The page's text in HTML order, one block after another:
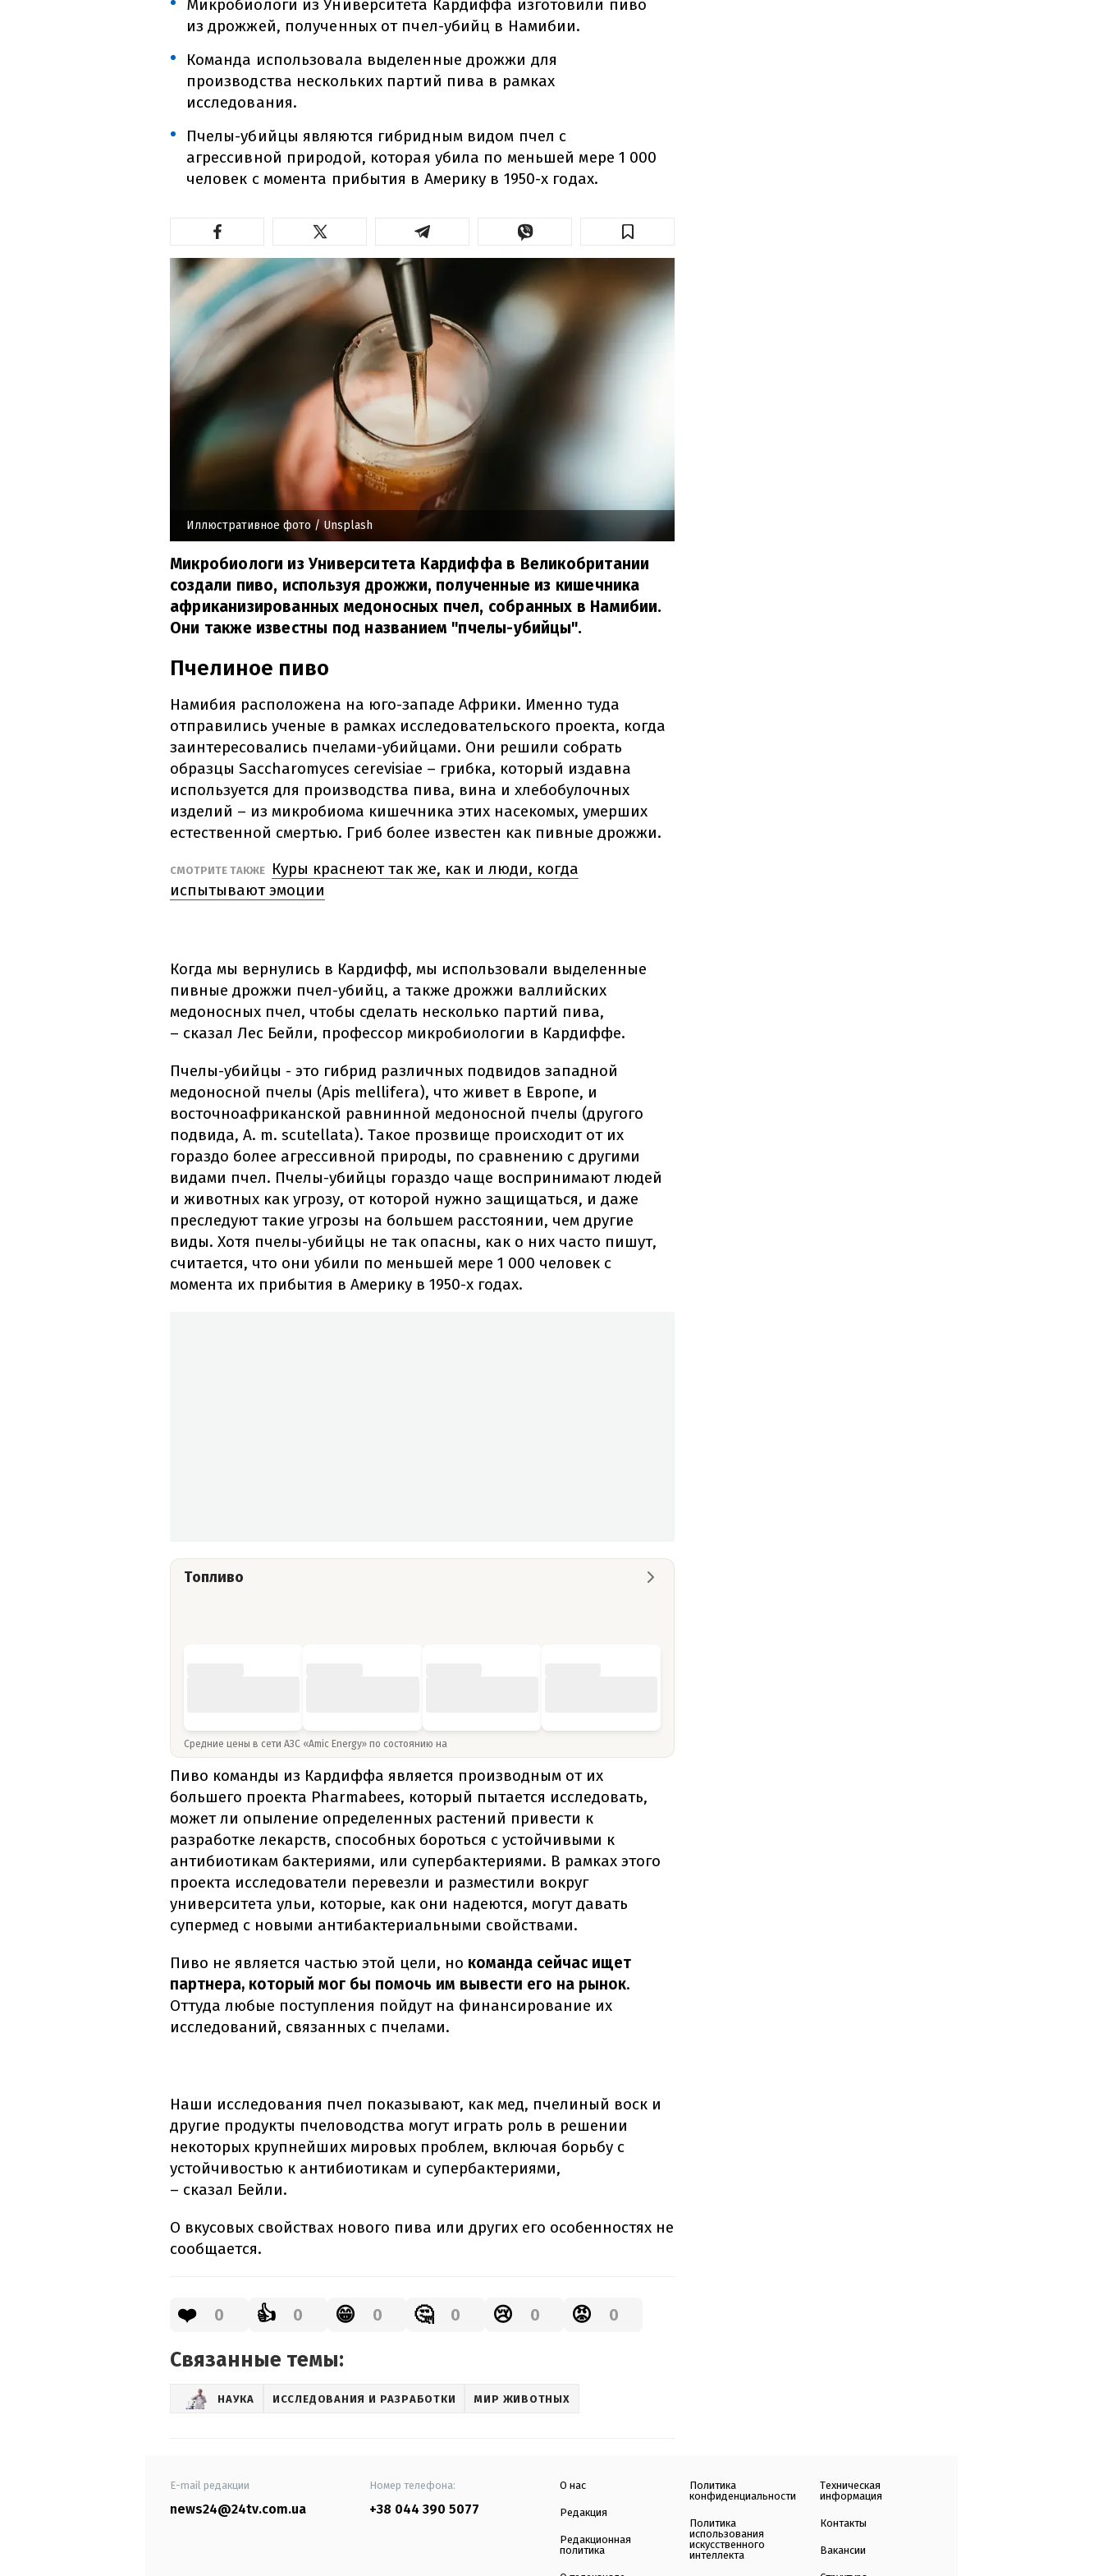
Микробиологи из Университета Кардиффа изготовили пиво
из дрожжей, полученных от пчел-убийц в Намибии.
Команда использовала выделенные дрожжи для
производства нескольких партий пива в рамках
исследования.
Пчелы-убийцы являются гибридным видом пчел с
агрессивной природой, которая убила по меньшей мере 1 000
человек с момента прибытия в Америку в 1950-х годах.
Иллюстративное фото/ Unsplash
Микробиологи из Университета Кардиффа в Великобритании
создали пиво, используя дрожжи, полученные из кишечника
африканизированных медоносных пчел, собранных в Намибии.
Они также известны под названием "пчелы-убийцы".
Пчелиное пиво
Намибия расположена на юго-западе Африки. Именно туда
отправились ученые в рамках исследовательского проекта, когда
заинтересовались пчелами-убийцами. Они решили собрать
образцы Saccharomyces cerevisiae – грибка, который издавна
используется для производства пива, вина и хлебобулочных
изделий – из микробиома кишечника этих насекомых, умерших
естественной смертью. Гриб более известен как пивные дрожжи.
СМОТРИТЕ ТАКЖЕ
Куры краснеют так же, как и люди, когда
испытывают эмоции
Когда мы вернулись в Кардифф, мы использовали выделенные
пивные дрожжи пчел-убийц, а также дрожжи валлийских
медоносных пчел, чтобы сделать несколько партий пива,
– сказал Лес Бейли, профессор микробиологии в Кардиффе.
Пчелы-убийцы - это гибрид различных подвидов западной
медоносной пчелы (Apis mellifera), что живет в Европе, и
восточноафриканской равнинной медоносной пчелы (другого
подвида, A. m. scutellata). Такое прозвище происходит от их
гораздо более агрессивной природы, по сравнению с другими
видами пчел. Пчелы-убийцы гораздо чаще воспринимают людей
и животных как угрозу, от которой нужно защищаться, и даже
преследуют такие угрозы на большем расстоянии, чем другие
виды. Хотя пчелы-убийцы не так опасны, как о них часто пишут,
считается, что они убили по меньшей мере 1 000 человек с
момента их прибытия в Америку в 1950-х годах.
Топливо
Средние цены в сети АЗС «Amic Energy» по состоянию на
Пиво команды из Кардиффа является производным от их
большего проекта Pharmabees, который пытается исследовать,
может ли опыление определенных растений привести к
разработке лекарств, способных бороться с устойчивыми к
антибиотикам бактериями, или супербактериями. В рамках этого
проекта исследователи перевезли и разместили вокруг
университета ульи, которые, как они надеются, могут давать
супермед с новыми антибактериальными свойствами.
Пиво не является частью этой цели, но команда сейчас ищет
партнера, который мог бы помочь им вывести его на рынок.
Оттуда любые поступления пойдут на финансирование их
исследований, связанных с пчелами.
Наши исследования пчел показывают, как мед, пчелиный воск и
другие продукты пчеловодства могут играть роль в решении
некоторых крупнейших мировых проблем, включая борьбу с
устойчивостью к антибиотикам и супербактериями,
– сказал Бейли.
О вкусовых свойствах нового пива или других его особенностях не
сообщается.
❤️ 0 👍 0 😁 0 🤔 0 😢 0 😡 0
Связанные темы:
НАУКА ИССЛЕДОВАНИЯ И РАЗРАБОТКИ МИР ЖИВОТНЫХ
E-mail редакции
news24@24tv.com.ua
Номер телефона:
+38 044 390 5077
О нас
Редакция
Редакционная
политика
Политика
конфиденциальности
Политика
использования
искусственного
интеллекта
Техническая
информация
Контакты
Вакансии